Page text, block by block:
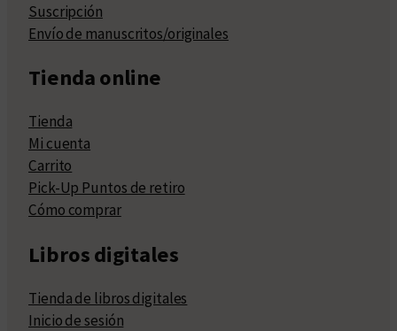
Suscripción
Envío de manuscritos/originales
Tienda online
Tienda
Mi cuenta
Carrito
Pick-Up Puntos de retiro
Cómo comprar
Libros digitales
Tienda de libros digitales
Inicio de sesión